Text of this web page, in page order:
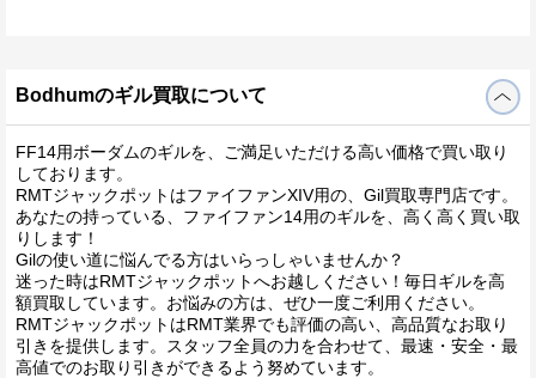
Bodhumのギル買取について
FF14用ボーダムのギルを、ご満足いただける高い価格で買い取り
しております。
RMTジャックポットはファイファンXIV用の、Gil買取専門店です。
あなたの持っている、ファイファン14用のギルを、高く高く買い取
りします！
Gilの使い道に悩んでる方はいらっしゃいませんか？
迷った時はRMTジャックポットへお越しください！毎日ギルを高
額買取しています。お悩みの方は、ぜひ一度ご利用ください。
RMTジャックポットはRMT業界でも評価の高い、高品質なお取り
引きを提供します。スタッフ全員の力を合わせて、最速・安全・最
高値でのお取り引きができるよう努めています。